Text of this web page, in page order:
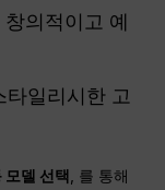
창의적이고 예
타일리시한 고
모델 선택, 를 통해